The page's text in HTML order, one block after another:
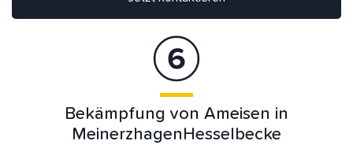
Bekämpfung von Ameisen in
MeinerzhagenHesselbecke